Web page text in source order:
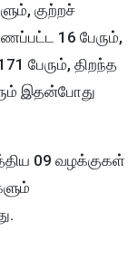
குற்றச்
16 பேரும்,
பேரும், திறந்த
இதன்போது
09 வழக்குகள்